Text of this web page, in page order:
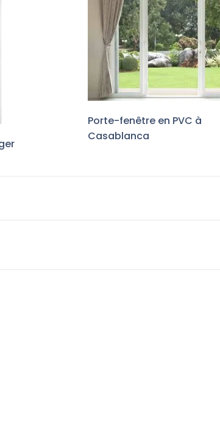
Porte-fenêtre en PVC à
Casablanca